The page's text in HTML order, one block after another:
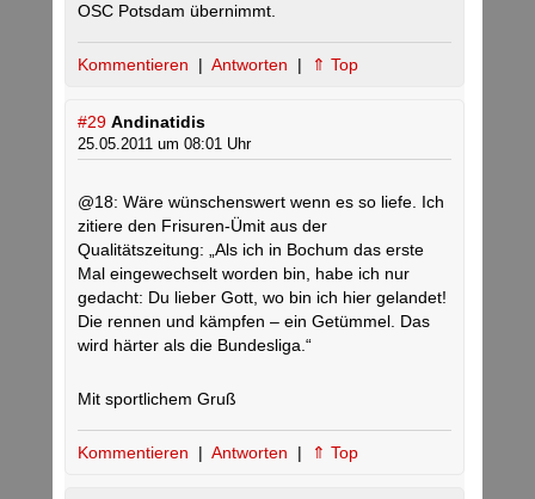
OSC Potsdam übernimmt.
Kommentieren | Antworten | ⇑ Top
#29 Andinatidis
25.05.2011 um 08:01 Uhr
@18: Wäre wünschenswert wenn es so liefe. Ich
zitiere den Frisuren-Ümit aus der
Qualitätszeitung: „Als ich in Bochum das erste
Mal eingewechselt worden bin, habe ich nur
gedacht: Du lieber Gott, wo bin ich hier gelandet!
Die rennen und kämpfen – ein Getümmel. Das
wird härter als die Bundesliga.“
Mit sportlichem Gruß
Kommentieren | Antworten | ⇑ Top